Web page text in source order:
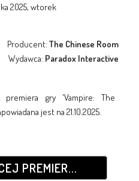
2025, wtorek
Producent:The Chinese Room
Wydawca: Paradox Interactive
premiera gry 'Vampire: The
jest na 21.10.2025.
PREMIER...